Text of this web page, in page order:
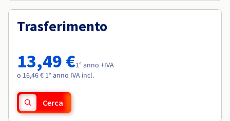
Trasferimento
13,49 €1° anno +IVA
o 16,46 € 1° anno IVA incl.
Cerca